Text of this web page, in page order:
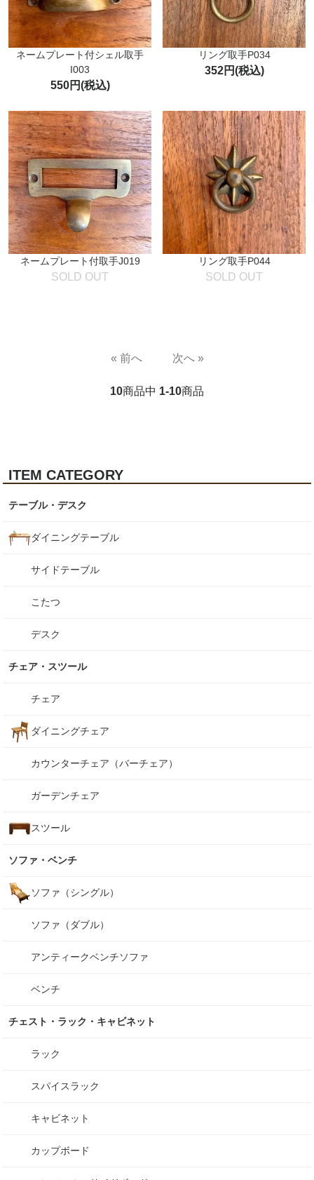
ネームプレート付シェル取手
I003
550円(税込)
リング取手P034
352円(税込)
ネームプレート付取手J019
SOLD OUT
リング取手P044
SOLD OUT
« 前へ 次へ »
10商品中 1-10商品
ITEM CATEGORY
テーブル・デスク
ダイニングテーブル
サイドテーブル
こたつ
デスク
チェア・スツール
チェア
ダイニングチェア
カウンターチェア（バーチェア）
ガーデンチェア
スツール
ソファ・ベンチ
ソファ（シングル）
ソファ（ダブル）
アンティークベンチソファ
ベンチ
チェスト・ラック・キャビネット
ラック
スパイスラック
キャビネット
カップボード